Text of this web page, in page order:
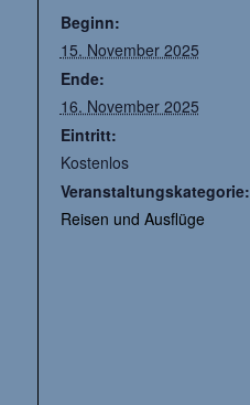
Beginn:
15. November 2025
Ende:
16. November 2025
Eintritt:
Kostenlos
Veranstaltungskategorie:
Reisen und Ausflüge